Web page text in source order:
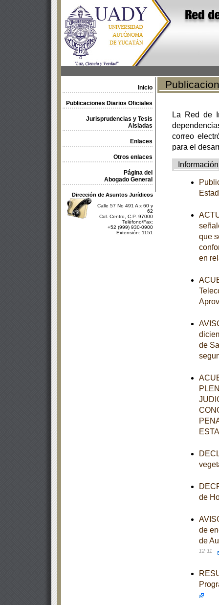
Inicio
Publicaciones Diarios Oficiales
Jurisprudencias y Tesis
Aisladas
Enlaces
Otros enlaces
Página del
Abogado General
Dirección de Asuntos Jurídicos
Calle 57 No 491 A x 60 y
62
Col. Centro, C.P. 97000
Teléfono/Fax:
+52 (999) 930-0900
Extensión: 1151
La Red de
correo
para el
Información
que
en
de
de
de
de
12-11